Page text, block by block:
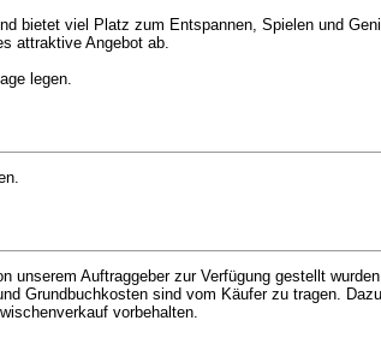
bietet viel Platz zum Entspannen, Spielen und
attraktive Angebot ab.
legen.
Auftraggeber zur Verfügung gestellt
Grundbuchkosten sind vom Käufer zu tragen.
vorbehalten.